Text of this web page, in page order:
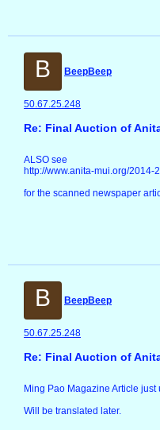
B BeepBeep
50.67.25.248
Re: Final Auction of
ALSO see
http://www.anita-mui.org/
for the scanned newspaper
B BeepBeep
50.67.25.248
Re: Final Auction of
Ming Pao Magazine Article
Will be translated later.